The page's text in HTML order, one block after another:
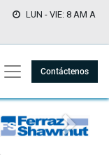
LUN - VIE: 8 AM A
Contáctenos